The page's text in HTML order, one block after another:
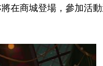
在商城登場，參加活